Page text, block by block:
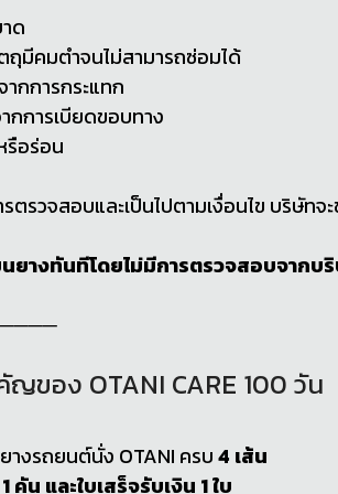
ด
ถุมีคมตำจนไม่สามารถซ่อมได้
กการกระแทก
กการเบียดขอบทาง
รือร่อน
ตรวจสอบและเป็นไปตามเงื่อนไข บริษัทจ
นยางทันทีโดยไม่มีการตรวจสอบจากบ
ญของ OTANI CARE 100 วัน
างรถยนต์นั่ง OTANI ครบ4 เส้น
คัน และใบเสร็จรับเงิน 1 ใบ